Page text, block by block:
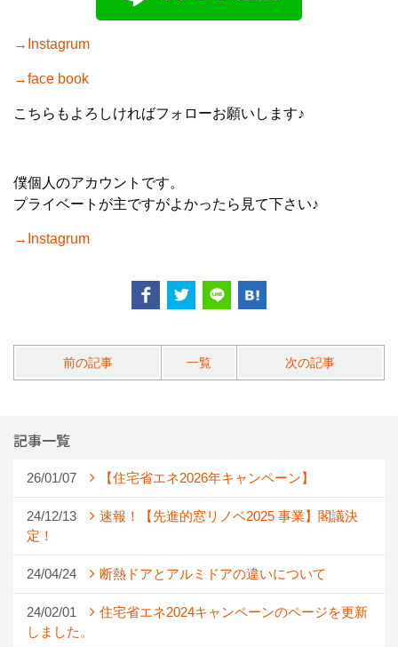
→Instagrum
→face book
こちらもよろしければフォローお願いします♪
僕個人のアカウントです。
プライベートが主ですがよかったら見て下さい♪
→ Instagrum
前の記事 一覧 次の記事
記事一覧
26/01/07 【住宅省エネ2026年キャンペーン】
24/12/13
速報！【先進的窓リノベ2025 事業】閣議決
定！
24/04/24 断熱ドアとアルミドアの違いについて
24/02/01
住宅省エネ2024キャンペーンのページを更新
しました。